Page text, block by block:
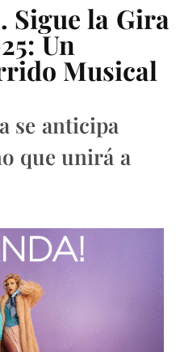
Sigue la Gira
Un
Musical
se anticipa
que unirá a